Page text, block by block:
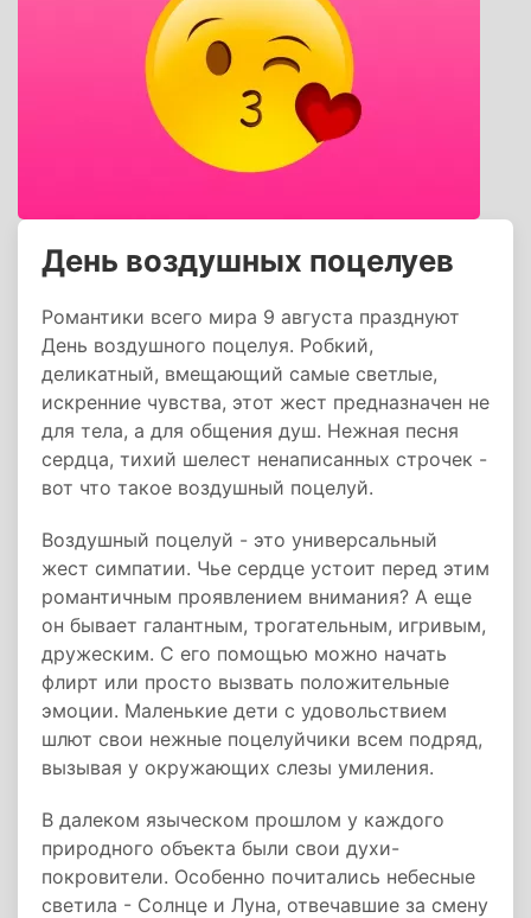
День воздушных поцелуев
Романтики всего мира 9 августа празднуют
День воздушного поцелуя. Робкий,
деликатный, вмещающий самые светлые,
искренние чувства, этот жест предназначен не
для тела, а для общения душ. Нежная песня
сердца, тихий шелест ненаписанных строчек -
вот что такое воздушный поцелуй.
Воздушный поцелуй - это универсальный
жест симпатии. Чье сердце устоит перед этим
романтичным проявлением внимания? А еще
он бывает галантным, трогательным, игривым,
дружеским. С его помощью можно начать
флирт или просто вызвать положительные
эмоции. Маленькие дети с удовольствием
шлют свои нежные поцелуйчики всем подряд,
вызывая у окружающих слезы умиления.
В далеком языческом прошлом у каждого
природного объекта были свои духи-
покровители. Особенно почитались небесные
светила - Солнце и Луна, отвечавшие за смену